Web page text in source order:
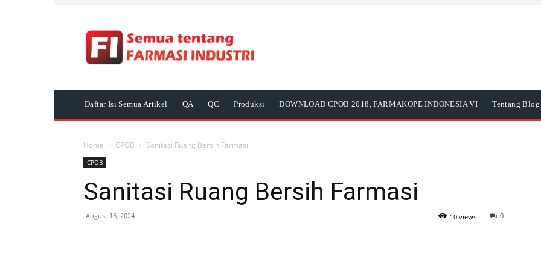
Daftar Isi Semua Artikel QA QC Produksi DOWNLOAD CPOB 2018, FARMAKOPE INDONESIA VI Tentang
Home CPOB Sanitasi Ruang Bersih Farmasi
CPOB
Sanitasi Ruang Bersih Farmasi
August 16, 2024 0
10 views